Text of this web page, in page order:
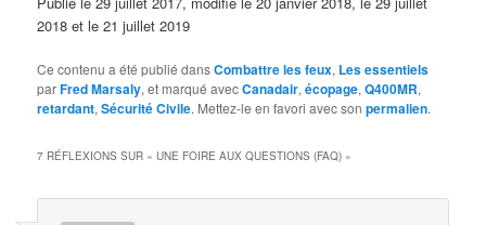
2018 et le 21 juillet 2019
Ce contenu a été publié dansCombattre les feux, Les essentiels
parFred Marsaly, et marqué avecCanadair,écopage,Q400MR,
retardant,Sécurité Civile. Mettez-le en favori avec sonpermalien.
7 RÉFLEXIONS SUR «UNE FOIRE AUX QUESTIONS (FAQ) »